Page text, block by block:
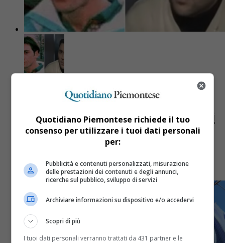
Elia Del Grande è stato trovato e
arrestato, l’autore della “strage dei
fornai” era fuggito da Alba a
Si trovava a Varano Borghi, in provincia di Varese
Quotidiano Piemontese richiede il tuo
consenso per utilizzare i tuoi dati personali
per:
Pubblicità e contenuti personalizzati, misurazione
delle prestazioni dei contenuti e degli annunci,
ricerche sul pubblico, sviluppo di servizi
Archiviare informazioni su dispositivo e/o accedervi
Scopri di più
I tuoi dati personali verranno trattati da 431 partner e le